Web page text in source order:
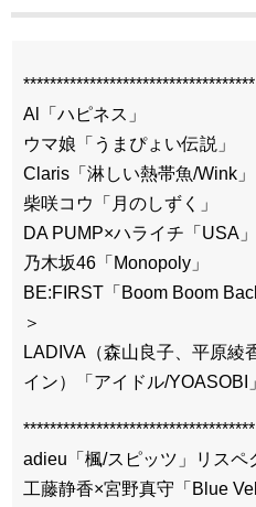
***********************************
Al「ハピネス」
ウマ娘「うまぴょい伝説」
Claris「淋しい熱帯魚/Wink
柴咲コウ「月のしずく」
DA PUMP×ハライチ「USA」
乃木坂46「Monopoly」
BE:FIRST「Boom Boom
＞
LADIVA（森山良子、平原綾
イン）「アイドル/YOASOBI」
***********************************
adieu「楓/スピッツ」リスペ
工藤静香×宮野真守「Blue